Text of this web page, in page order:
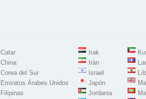
Catar
China
Corea del Sur
Emiratos Árabes Unidos
Filipinas
Irak
Irán
Israel
Japón
Jordania